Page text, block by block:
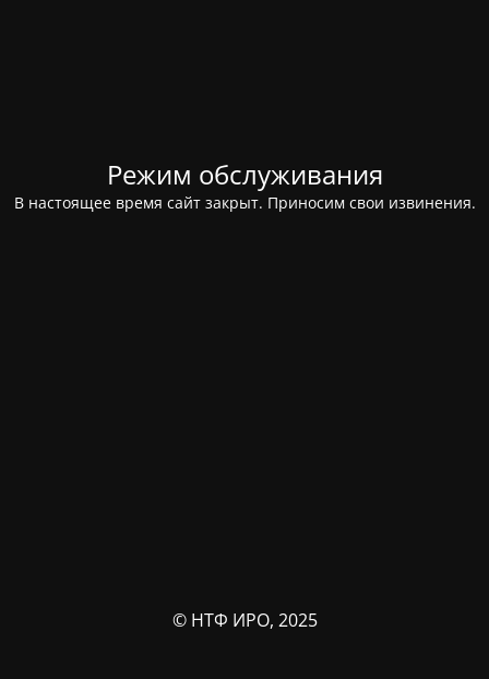
Режим обслуживания
В настоящее время сайт закрыт. Приносим свои извинения.
© НТФ ИРО, 2025